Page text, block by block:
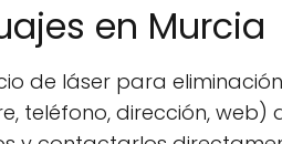
en Murcia
de láser para
teléfono, dirección, web)